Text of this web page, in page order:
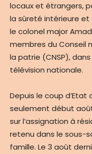
locaux et étrangers,
la sûreté intérieure et
le colonel major
membres du Conseil
la patrie (CNSP),
télévision nationale.
Depuis le coup d’Etat
seulement début
sur l’assignation à
retenu dans le sous-
famille. Le 3 août